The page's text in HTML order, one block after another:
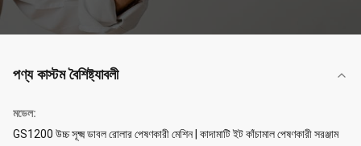
পণ্য কাস্টম বৈশিষ্ট্যাবলী
মডেল:
GS1200 উচ্চ সূক্ষ্ম ডাবল রোলার পেষণকারী মেশিন | কাদামাটি ইট কাঁচামাল পেষণকারী সরঞ্জাম